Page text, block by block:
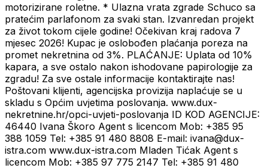
motorizirane roletne. * Ulazna vrata zgrade Schuco sa
pratećim parlafonom za svaki stan. Izvanredan projekt
za život tokom cijele godine! Očekivan kraj radova 7
mjesec 2026! Kupac je oslobođen plaćanja poreza na
promet nekretnina od 3%. PLAĆANJE: Uplata od 10%
kapara, a sve ostalo nakon ishodovane papirologije za
zgradu! Za sve ostale informacije kontaktirajte nas!
Poštovani klijenti, agencijska provizija naplaćuje se u
skladu s Općim uvjetima poslovanja. www.dux-
nekretnine.hr/opci-uvjeti-poslovanja ID KOD AGENCIJE:
46440 Ivana Škoro Agent s licencom Mob: +385 95
388 1059 Tel: +385 91 480 8808 E-mail: ivana@dux-
istra.com www.dux-istra.com Mladen Tićak Agent s
licencom Mob: +385 97 775 2147 Tel: +385 91 480